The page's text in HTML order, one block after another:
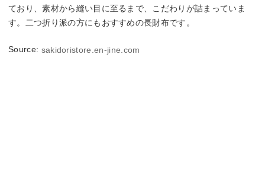
ており、素材から縫い目に至るまで、こだわりが詰まっていま
す。二つ折り派の方にもおすすめの長財布です。
Source: sakidoristore.en-jine.com